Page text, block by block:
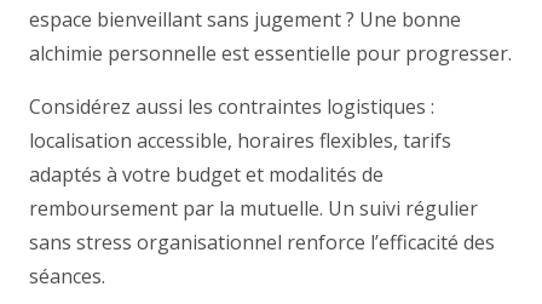
espace bienveillant sans jugement ? Une bonne
alchimie personnelle est essentielle pour progresser.
Considérez aussi les contraintes logistiques :
localisation accessible, horaires flexibles, tarifs
adaptés à votre budget et modalités de
remboursement par la mutuelle. Un suivi régulier
sans stress organisationnel renforce l’efficacité des
séances.